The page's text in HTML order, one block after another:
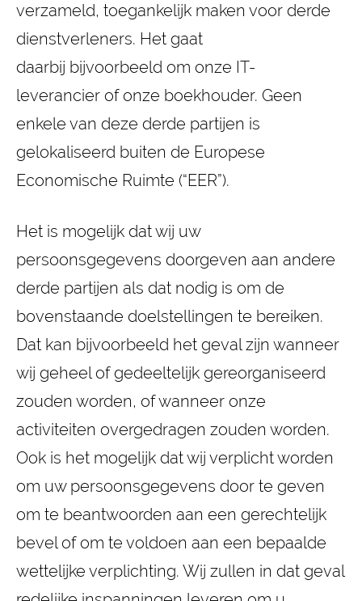
verzameld, toegankelijk maken voor derde
dienstverleners. Het gaat
daarbij bijvoorbeeld om onze IT-
leverancier of onze boekhouder. Geen
enkele van deze derde partijen is
gelokaliseerd buiten de Europese
Economische Ruimte (“EER”).
Het is mogelijk dat wij uw
persoonsgegevens doorgeven aan andere
derde partijen als dat nodig is om de
bovenstaande doelstellingen te bereiken.
Dat kan bijvoorbeeld het geval zijn wanneer
wij geheel of gedeeltelijk gereorganiseerd
zouden worden, of wanneer onze
activiteiten overgedragen zouden worden.
Ook is het mogelijk dat wij verplicht worden
om uw persoonsgegevens door te geven
om te beantwoorden aan een gerechtelijk
bevel of om te voldoen aan een bepaalde
wettelijke verplichting. Wij zullen in dat geval